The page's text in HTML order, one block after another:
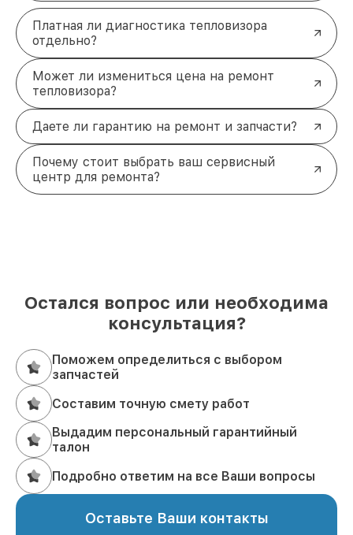
Платная ли диагностика тепловизора
отдельно?
Может ли измениться цена на ремонт
тепловизора?
Даете ли гарантию на ремонт и запчасти?
Почему стоит выбрать ваш сервисный
центр для ремонта?
Остался вопрос или необходима
консультация?
Поможем определиться с выбором
запчастей
Составим точную смету работ
Выдадим персональный гарантийный
талон
Подробно ответим на все Ваши вопросы
Оставьте Ваши контакты